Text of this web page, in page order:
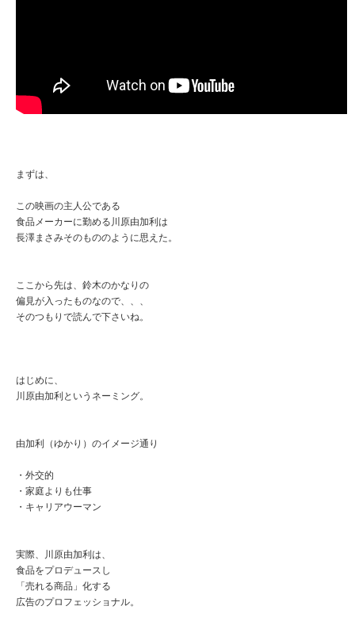
まずは、
この映画の主人公である
食品メーカーに勤める川原由加利は
長澤まさみそのもののように思えた。
ここから先は、鈴木のかなりの
偏見が入ったものなので、、、
そのつもりで読んで下さいね。
はじめに、
川原由加利というネーミング。
由加利（ゆかり）のイメージ通り
・外交的
・家庭よりも仕事
・キャリアウーマン
実際、川原由加利は、
食品をプロデュースし
「売れる商品」化する
広告のプロフェッショナル。